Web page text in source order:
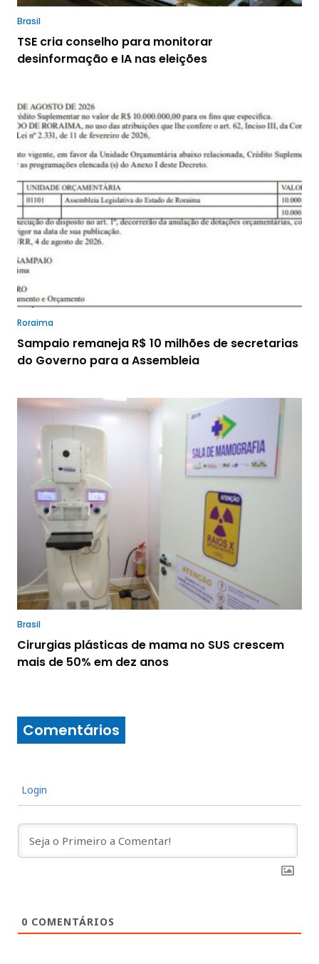
Brasil
TSE cria conselho para monitorar
desinformação e IA nas eleições
Roraima
Sampaio remaneja R$ 10 milhões de secretarias
do Governo para a Assembleia
Brasil
Cirurgias plásticas de mama no SUS crescem
mais de 50% em dez anos
Comentários
Login
0 COMENTÁRIOS